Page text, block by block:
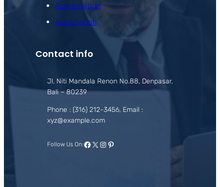
Appreciation
Association
Contact info
Jl. Niti Mandala Renon No.88, Denpasar,
Bali – 80239
Phone : (316) 212-3456, Email :
xyz@example.com
Follow Us On:Facebook
X Instagram
Pinterest